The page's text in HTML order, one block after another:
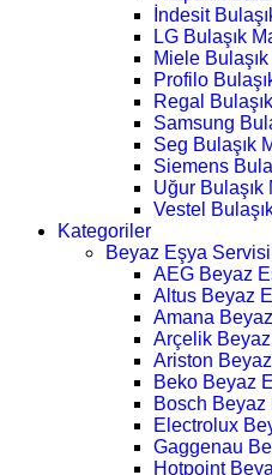
İndesit
LG Bulaşık
Miele
Profilo
Regal
Samsung
Seg Bulaşık
Siemens
Uğur
Vestel
Kategoriler
Beyaz Eşya Servisi
AEG Beyaz
Altus Beyaz
Amana
Arçelik
Ariston
Beko Beyaz
Bosch
Electrolux
Gaggenau
Hotpoint